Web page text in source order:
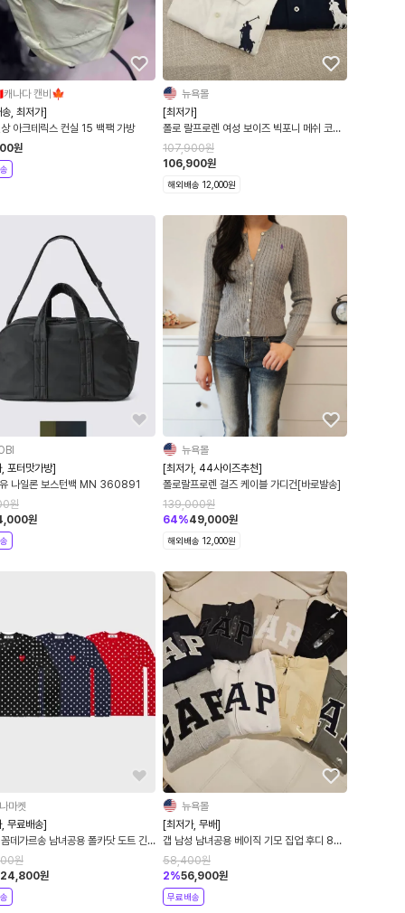
나다 캔비🍁
, 최저가]
아크테릭스 컨실 15 백팩 가방
원
뉴욕몰
[최저가]
폴로 랄프로렌 여성 보이즈 빅포니 메쉬 코튼
카라 반팔티
107,900원
106,900원
해외배송 12,000원
포터맛가방]
나일론 보스턴백 MN 360891
원
원
뉴욕몰
[최저가, 44사이즈추천]
폴로랄프로렌 걸즈 케이블 가디건[바로발송]
139,000원
64%49,000원
해외배송 12,000원
마켓
무료배송]
데가르송 남녀공용 폴카닷 도트 긴
롱슬리브 레드와펜 3컬러
원
원
뉴욕몰
[최저가, 무배]
갭 남성 남녀공용 베이직 기모 집업 후디 8컬
러 무배 바로발송
58,400원
2%56,900원
무료배송